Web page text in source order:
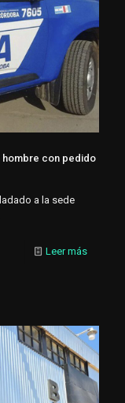
hombre con pedido
a la sede
Leer más